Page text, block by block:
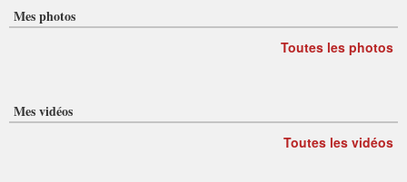
Mes photos
Toutes les photos
Mes vidéos
Toutes les vidéos